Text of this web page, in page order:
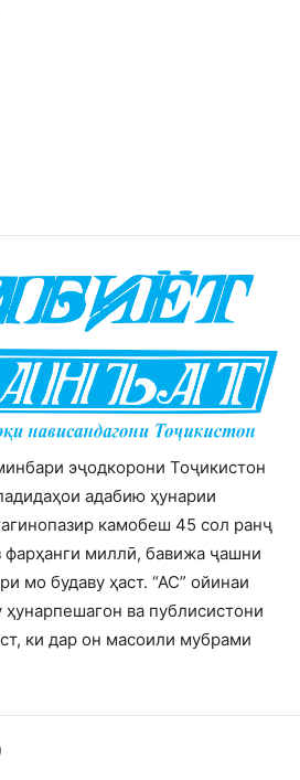
эҷодкорони Тоҷикистон
адабию ҳунарии
камобеш 45 сол ранҷ
миллӣ, бавижа ҷашни
мо будаву ҳаст. “АС” ойинаи
ва публисистони
ки дар он масоили мубрами